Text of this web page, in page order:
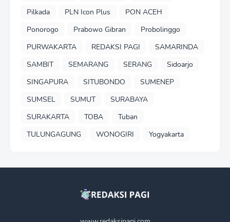
Pilkada
PLN Icon Plus
PON ACEH
Ponorogo
Prabowo Gibran
Probolinggo
PURWAKARTA
REDAKSI PAGI
SAMARINDA
SAMBIT
SEMARANG SERANG
Sidoarjo
SINGAPURA
SITUBONDO
SUMENEP
SUMSEL
SUMUT
SURABAYA
SURAKARTA
TOBA
Tuban
TULUNGAGUNG
WONOGIRI Yogyakarta